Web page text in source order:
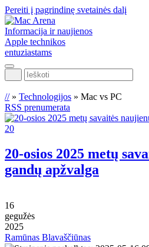
Pereiti į pagrindinę svetainės dalį
Informacija ir naujienos
Apple technikos
entuziastams
Ieškoti
//» Technologijos » Mac vs PC
RSS prenumerata
20
20-osios 2025 metų
gandų apžvalga
16
gegužės
2025
Ramūnas Blavaščiūnas